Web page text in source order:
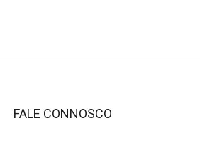
FALE CONNOSCO